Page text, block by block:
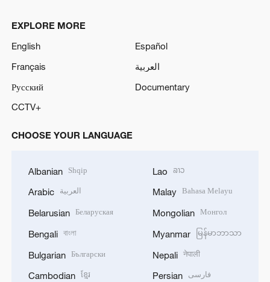
EXPLORE MORE
English
Español
Français
العربية
Русский
Documentary
CCTV+
CHOOSE YOUR LANGUAGE
Albanian Shqip
Arabic العربية
Belarusian Беларуская
Bengali বাংলা
Bulgarian Български
Cambodian ខ្មែរ
Lao ລາວ
Malay Bahasa Melayu
Mongolian Монгол
Myanmar မြန်မာဘာသာ
Nepali नेपाली
Persian فارسی